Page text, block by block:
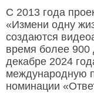
С 2013 года
«Измени одну
создаются
время более
декабре 2024
номинации